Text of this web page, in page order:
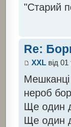
"Старий
Re:
XXLвід 01
Мешканці
нероб
Ще один
Ще один